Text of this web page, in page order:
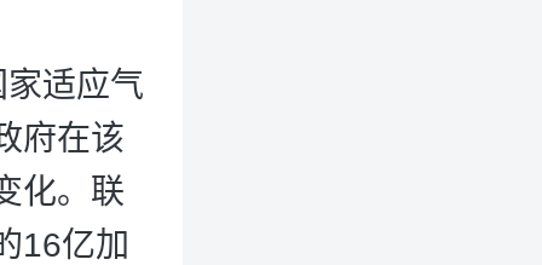
适应气
府在该
化。联
16亿加